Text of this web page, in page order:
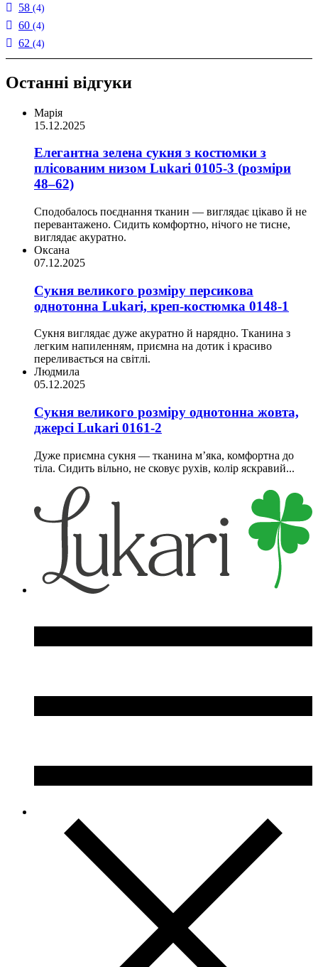
58 (4)
60 (4)
62 (4)
Останні відгуки
Марія
15.12.2025
Елегантна зелена сукня з костюмки з
плісованим низом Lukari 0105-3 (розміри
48–62)
Сподобалось поєднання тканин — виглядає цікаво й не
перевантажено. Сидить комфортно, нічого не тисне,
виглядає акуратно.
Оксана
07.12.2025
Сукня великого розміру персикова
однотонна Lukari, креп-костюмка 0148-1
Сукня виглядає дуже акуратно й нарядно. Тканина з
легким напиленням, приємна на дотик і красиво
переливається на світлі.
Людмила
05.12.2025
Сукня великого розміру однотонна жовта,
джерсi Lukari 0161-2
Дуже приємна сукня — тканина м’яка, комфортна до
тіла. Сидить вільно, не сковує рухів, колір яскравий...